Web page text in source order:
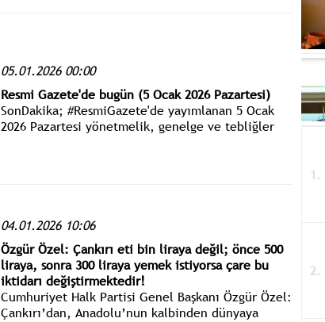
05.01.2026 00:00
Resmi Gazete'de bugün (5 Ocak 2026 Pazartesi)
SonDakika; #ResmiGazete'de yayımlanan 5 Ocak
2026 Pazartesi yönetmelik, genelge ve tebliğler
04.01.2026 10:06
Özgür Özel: Çankırı eti bin liraya değil; önce 500
liraya, sonra 300 liraya yemek istiyorsa çare bu
iktidarı değiştirmektedir!
Cumhuriyet Halk Partisi Genel Başkanı Özgür Özel:
Çankırı’dan, Anadolu’nun kalbinden dünyaya